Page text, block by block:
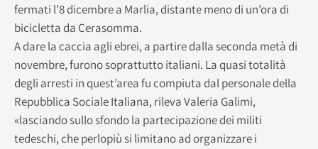
fermati l’8 dicembre a Marlia, distante meno di un’ora di
bicicletta da Cerasomma.
A dare la caccia agli ebrei, a partire dalla seconda metà di
novembre, furono soprattutto italiani. La quasi totalità
degli arresti in quest’area fu compiuta dal personale della
Repubblica Sociale Italiana, rileva Valeria Galimi,
«lasciando sullo sfondo la partecipazione dei militi
tedeschi, che perlopiù si limitano ad organizzare i